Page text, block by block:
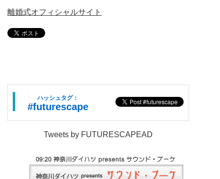
離婚式オフィシャルサイト
ハッシュタグ：
#futurescape
Tweets by FUTURESCAPEAD